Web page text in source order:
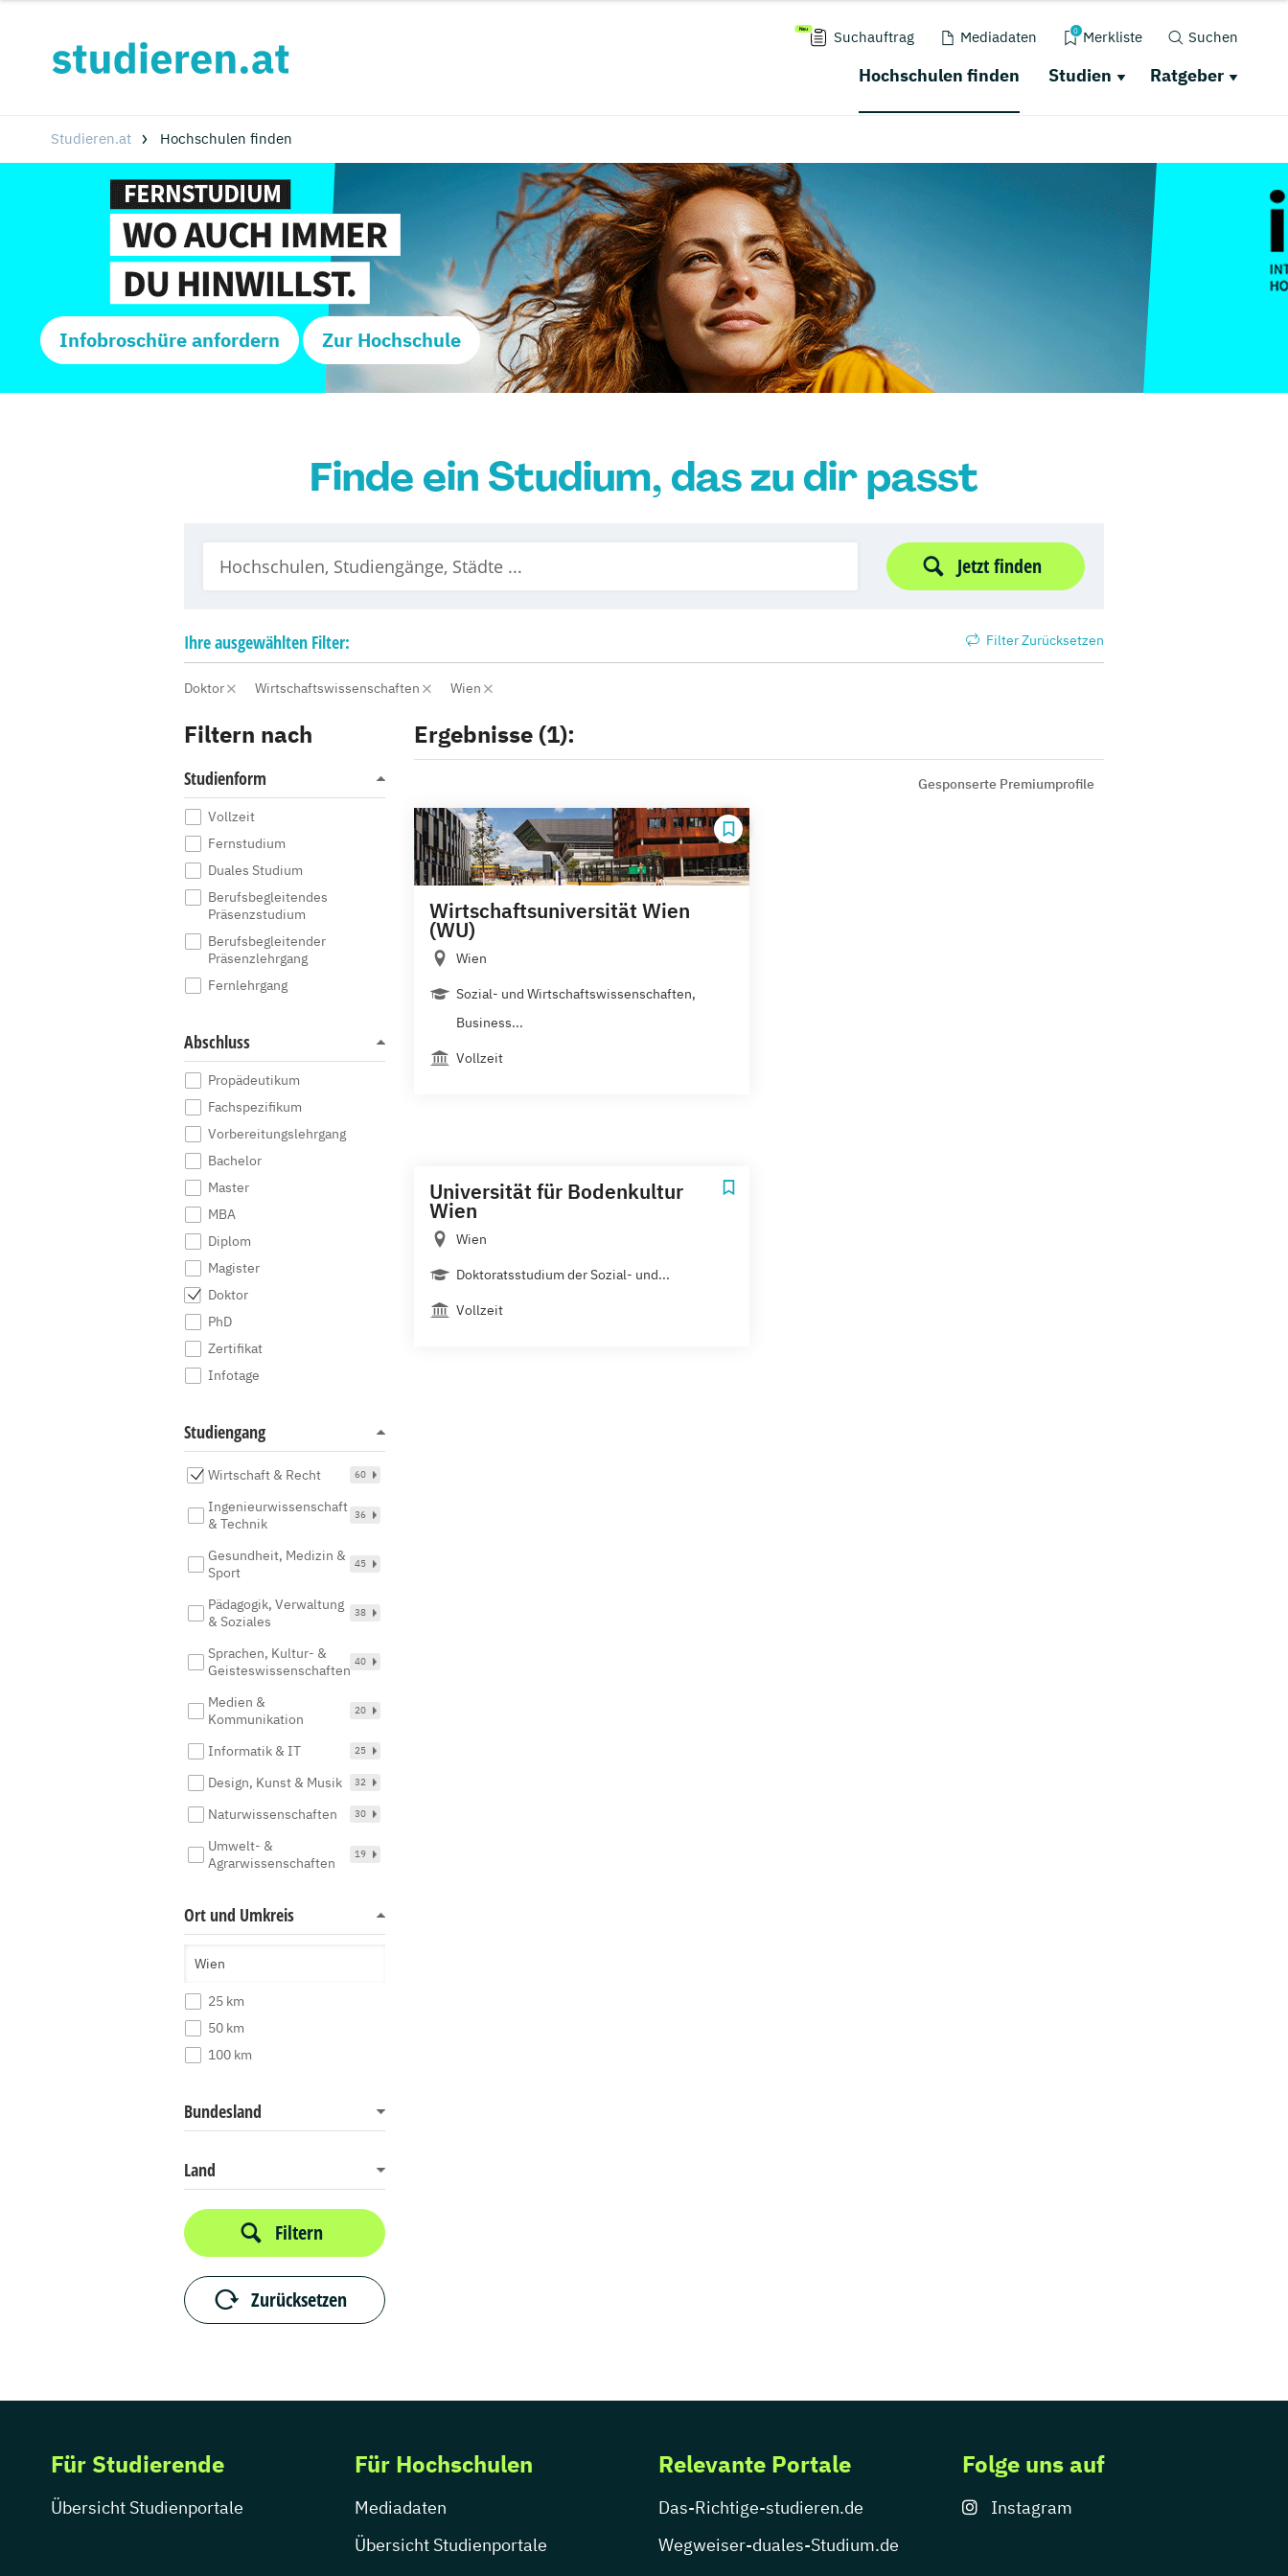
Suchauftrag Mediadaten 0 Merkliste Suchen
Hochschulen finden Studien Ratgeber
Studieren.at Hochschulen finden
Infobroschüre anfordern Zur Hochschule
Finde ein Studium, das zu dir passt
Jetzt finden
Ihreausgewählten Filter: Filter Zurücksetzen
Doktor Wirtschaftswissenschaften Wien
Filtern nach
Studienform
Vollzeit
Fernstudium
Duales Studium
Berufsbegleitendes
Präsenzstudium
Berufsbegleitender
Präsenzlehrgang
Fernlehrgang
Abschluss
Propädeutikum
Fachspezifikum
Vorbereitungslehrgang
Bachelor
Master
MBA
Diplom
Magister
Doktor
PhD
Zertifikat
Infotage
Studiengang
Wirtschaft & Recht 60
Ingenieurwissenschaft
& Technik
36
Gesundheit, Medizin &
Sport
45
Pädagogik, Verwaltung
& Soziales
38
Sprachen, Kultur- &
Geisteswissenschaften
40
Medien &
Kommunikation
20
Informatik & IT 25
Design, Kunst & Musik 32
Naturwissenschaften 30
Umwelt- &
Agrarwissenschaften
19
Ort und Umkreis
25 km
50 km
100 km
Bundesland
Land
Filtern
Zurücksetzen
Ergebnisse (1):
Gesponserte Premiumprofile
Wirtschaftsuniversität Wien
(WU)
Wien
Sozial- und Wirtschaftswissenschaften,
Business...
Vollzeit
Universität für Bodenkultur
Wien
Wien
Doktoratsstudium der Sozial- und...
Vollzeit
Für Studierende
Übersicht Studienportale
Für Hochschulen
Mediadaten
Übersicht Studienportale
Relevante Portale
Das-Richtige-studieren.de
Wegweiser-duales-Studium.de
Folge uns auf
Instagram